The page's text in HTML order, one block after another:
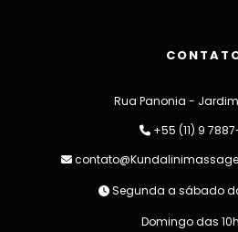
Rua Panonia -
+55 (11) 9
Segunda a sábado
Domingo das